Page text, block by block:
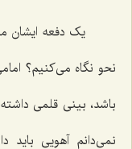
یک دفعه ایشان
نحو نگاه می‌کنیم؟
باشد، بینی قلمی
نمی‌دانم آهویی